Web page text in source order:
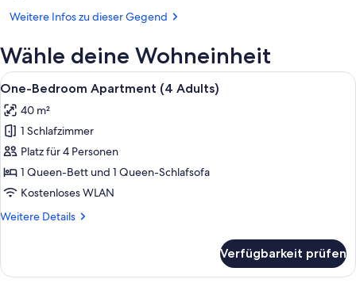
(CPH-
Weitere Infos zu dieser Gegend
Wähle deine Wohneinheit
Alle
Fotos
für
One-
Bedroom
Apartment
(4
anzeigen
Ein modernes Hotelzimmer mit
21
One-Bedroom Apartment (4 Adults)
40 m²
1 Schlafzimmer
Platz für 4 Personen
1 Queen-Bett und 1 Queen-Schlafsofa
Kostenloses WLAN
Weitere Details
Weitere
Bedroom
Verfügbarkeit prüfen